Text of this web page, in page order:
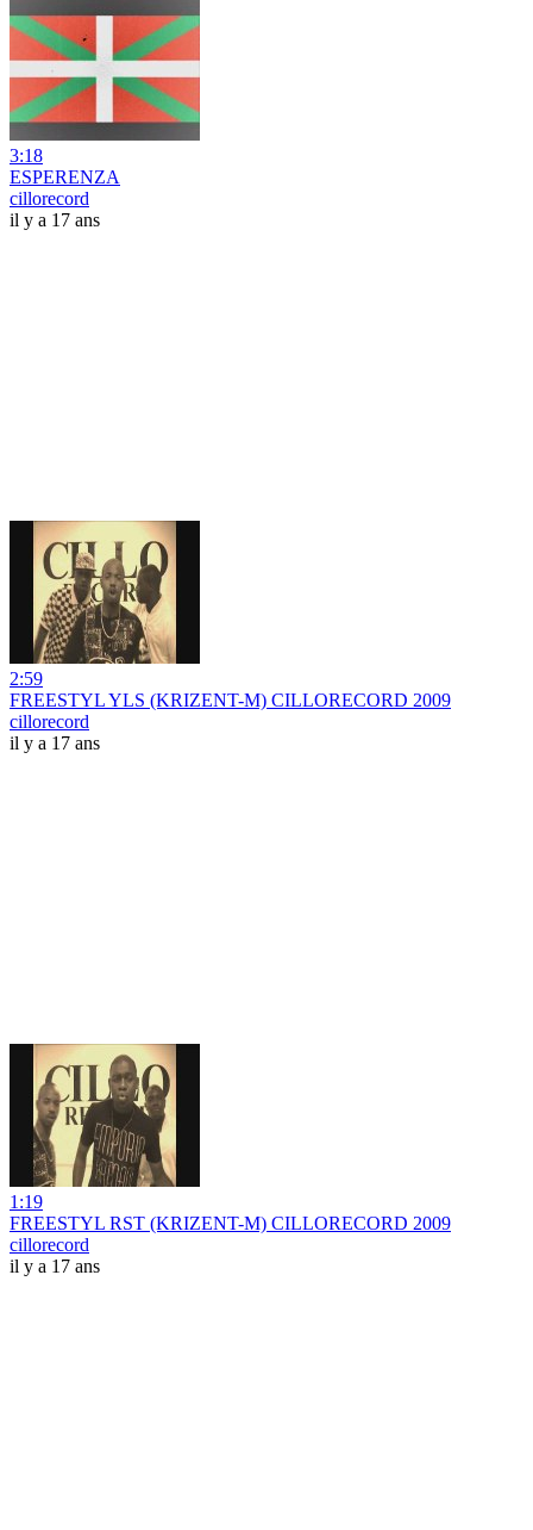
3:18
ESPERENZA
cillorecord
il y a 17 ans
2:59
FREESTYL YLS (KRIZENT-M) CILLORECORD 2009
cillorecord
il y a 17 ans
1:19
FREESTYL RST (KRIZENT-M) CILLORECORD 2009
cillorecord
il y a 17 ans